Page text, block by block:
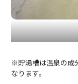
※貯湯槽は温泉の成
なります。